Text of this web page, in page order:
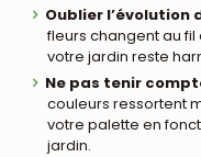
Oublier l’évolution
fleurs changent au
votre jardin reste
Ne pas tenir
couleurs ressortent
votre palette en
jardin.